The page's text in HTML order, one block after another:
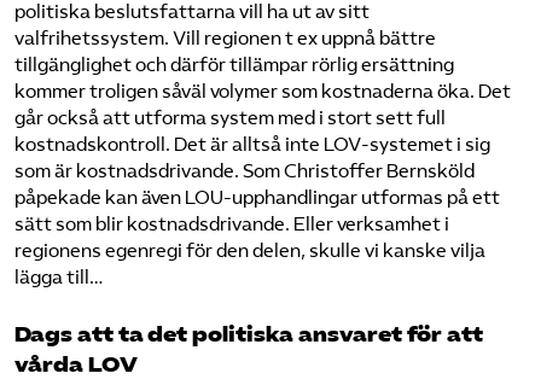
politiska beslutsfattarna vill ha ut av sitt
valfrihetssystem. Vill regionen t ex uppnå bättre
tillgänglighet och därför tillämpar rörlig ersättning
kommer troligen såväl volymer som kostnaderna öka. Det
går också att utforma system med i stort sett full
kostnadskontroll. Det är alltså inte LOV-systemet i sig
som är kostnadsdrivande. Som Christoffer Bernsköld
påpekade kan även LOU-upphandlingar utformas på ett
sätt som blir kostnadsdrivande. Eller verksamhet i
regionens egenregi för den delen, skulle vi kanske vilja
lägga till…
Dags att ta det politiska ansvaret för att
vårda LOV